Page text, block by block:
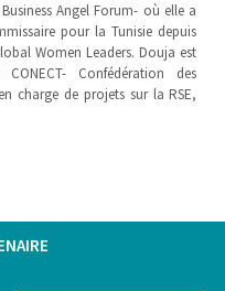
Angel Forum- où elle a
pour la Tunisie depuis
Women Leaders. Douja est
Confédération des
charge de projets sur la RSE,